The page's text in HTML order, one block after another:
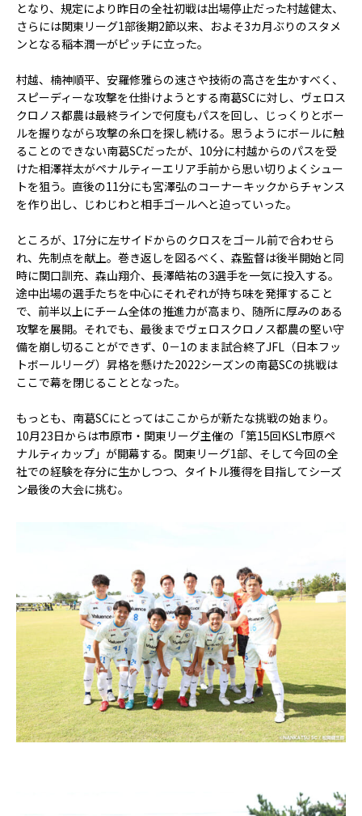
となり、規定により昨日の全社初戦は出場停止だった村越健太、
さらには関東リーグ1部後期2節以来、およそ3カ月ぶりのスタメ
ンとなる稲本潤一がピッチに立った。
村越、楠神順平、安羅修雅らの速さや技術の高さを生かすべく、
スピーディーな攻撃を仕掛けようとする南葛SCに対し、ヴェロス
クロノス都農は最終ラインで何度もパスを回し、じっくりとボー
ルを握りながら攻撃の糸口を探し続ける。思うようにボールに触
ることのできない南葛SCだったが、10分に村越からのパスを受
けた相澤祥太がペナルティーエリア手前から思い切りよくシュー
トを狙う。直後の11分にも宮澤弘のコーナーキックからチャンス
を作り出し、じわじわと相手ゴールへと迫っていった。
ところが、17分に左サイドからのクロスをゴール前で合わせら
れ、先制点を献上。巻き返しを図るべく、森監督は後半開始と同
時に関口訓充、森山翔介、長澤皓祐の3選手を一気に投入する。
途中出場の選手たちを中心にそれぞれが持ち味を発揮すること
で、前半以上にチーム全体の推進力が高まり、随所に厚みのある
攻撃を展開。それでも、最後までヴェロスクロノス都農の堅い守
備を崩し切ることができず、0－1のまま試合終了――JFL（日本フッ
トボールリーグ）昇格を懸けた2022シーズンの南葛SCの挑戦は
ここで幕を閉じることとなった。
もっとも、南葛SCにとってはここからが新たな挑戦の始まり。
10月23日からは市原市・関東リーグ主催の「第15回KSL市原ペ
ナルティカップ」が開幕する。関東リーグ1部、そして今回の全
社での経験を存分に生かしつつ、タイトル獲得を目指してシーズ
ン最後の大会に挑む。